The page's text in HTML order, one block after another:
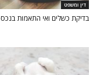
דין ומשפט
בדיקת כשלים ואי התאמות בנכס